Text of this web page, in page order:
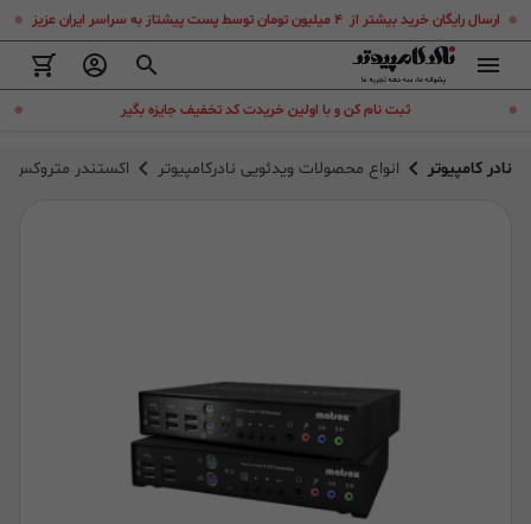
ارسال رایگان خرید بیشتر از ۴ میلیون تومان توسط پست پیشتاز به سراسر ایران عزیز
.
ثبت نام کن و با اولین خریدت کد تخفیف جایزه بگیر .
نادر کامپیوتر انواع محصولات ویدئویی نادرکامپیوتر اکستندر متروکس Matrox Avio F125